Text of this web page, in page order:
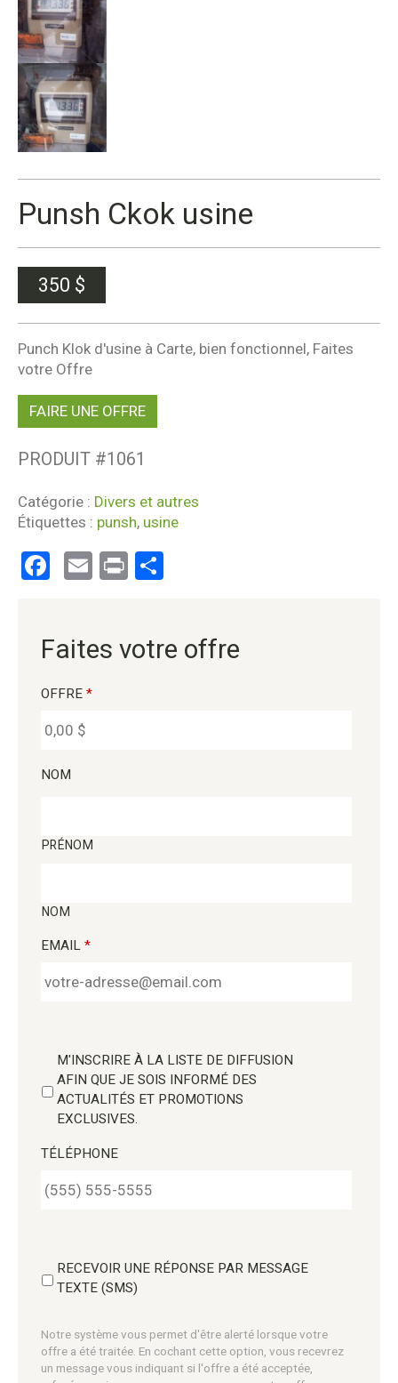
Punsh Ckok usine
350 $
Punch Klok d'usine à Carte, bien fonctionnel, Faites
votre Offre
FAIRE UNE OFFRE
PRODUIT #1061
Catégorie : Divers et autres
Étiquettes : punsh, usine
Facebook
Email
Print
Faites votre offre
OFFRE *
NOM
PRÉNOM
NOM
EMAIL *
M'INSCRIRE À LA LISTE DE DIFFUSION
AFIN QUE JE SOIS INFORMÉ DES
ACTUALITÉS ET PROMOTIONS
EXCLUSIVES.
TÉLÉPHONE
RECEVOIR UNE RÉPONSE PAR MESSAGE
TEXTE (SMS)
Notre système vous permet d'être alerté lorsque votre
offre a été traitée. En cochant cette option, vous recevrez
un message vous indiquant si l'offre a été acceptée,